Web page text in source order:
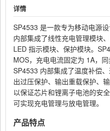
详情
SP4533 是一款专为移动电源
内部集成了线性充电管理模块
LED 指示模块、保护模块。
MOS，充电电流固定为 1A，
SP4533 内部集成了温度补偿
出过压保护、输出重载保护、
以保证芯片和锂离子电池的安全
可实现充电管理与放电管理。
产品特点